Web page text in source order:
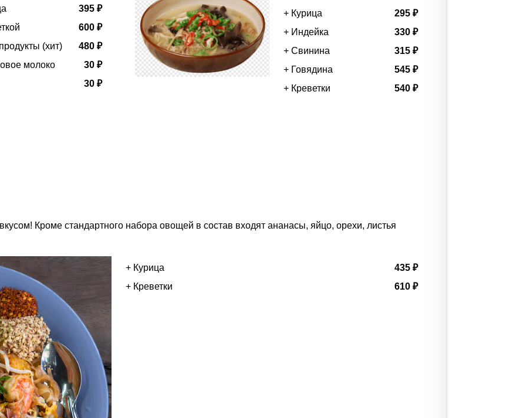
395 ₽
600 ₽
(хит)
480 ₽
молоко
30 ₽
30 ₽
+ Курица
295 ₽
+ Индейка
330 ₽
+ Свинина
315 ₽
+ Говядина
545 ₽
+ Креветки
540 ₽
Кроме стандартного набора овощей в состав входят ананасы, яйцо, орехи, листья
+ Курица
435 ₽
+ Креветки
610 ₽